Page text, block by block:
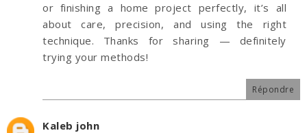
or finishing a home project perfectly, it’s all
about care, precision, and using the right
technique. Thanks for sharing — definitely
trying your methods!
Répondre
Kaleb john